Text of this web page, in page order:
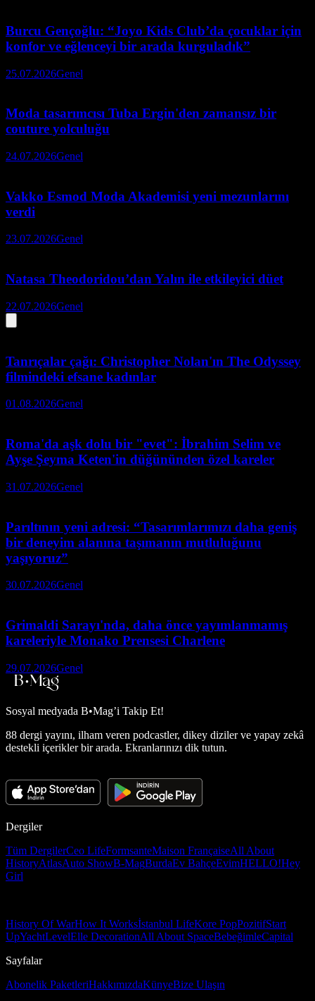
Burcu Gençoğlu: “Joyo Kids Club’da çocuklar için
konfor ve eğlenceyi bir arada kurguladık”
25.07.2026Genel
Moda tasarımcısı Tuba Ergin'den zamansız bir
couture yolculuğu
24.07.2026Genel
Vakko Esmod Moda Akademisi yeni mezunlarını
verdi
23.07.2026Genel
Natasa Theodoridou’dan Yalın ile etkileyici düet
22.07.2026Genel
Tanrıçalar çağı: Christopher Nolan'ın The Odyssey
filmindeki efsane kadınlar
01.08.2026Genel
Roma'da aşk dolu bir "evet": İbrahim Selim ve
Ayşe Şeyma Keten'in düğününden özel kareler
31.07.2026Genel
Parıltının yeni adresi: “Tasarımlarımızı daha geniş
bir deneyim alanına taşımanın mutluluğunu
yaşıyoruz”
30.07.2026Genel
Grimaldi Sarayı'nda, daha önce yayımlanmamış
kareleriyle Monako Prensesi Charlene
29.07.2026Genel
Sosyal medyada B•Mag’i Takip Et!
88 dergi yayını, ilham veren podcastler, dikey diziler ve yapay zekâ
destekli içerikler bir arada. Ekranlarınızı dik tutun.
Dergiler
Tüm DergilerCeo LifeFormsanteMaison FrançaiseAll About
HistoryAtlasAuto ShowB-MagBurdaEv BahçeEvimHELLO!Hey
Girl
History Of WarHow It Worksİstanbul LifeKore PopPozitifStart
UpYachtLevelElle DecorationAll About SpaceBebeğimleCapital
Sayfalar
Abonelik PaketleriHakkımızdaKünyeBize Ulaşın